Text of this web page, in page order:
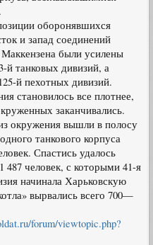
оборонявшихся
и запад соединений
были усилены
й танковых дивизий, а
й пехотных дивизий.
становилось все плотнее,
заканчивались.
окружения вышли в полосу
танкового корпуса
Спастись удалось
487 человек, с которыми 41-я
начинала Харьковскую
вырвались всего 700—
forum/viewtopic.php?